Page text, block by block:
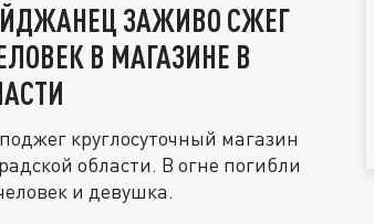
ЗАЖИВО СЖЕГ
В МАГАЗИНЕ В
круглосуточный магазин
области. В огне погибли
и девушка.